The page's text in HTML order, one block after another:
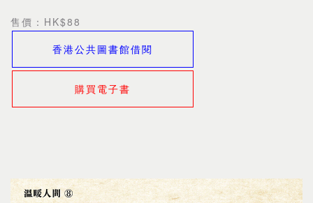
售價：HK$88
香港公共圖書館借閱
購買電子書